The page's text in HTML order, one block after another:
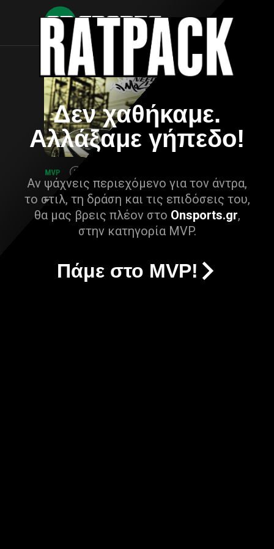
Δεν χαθήκαμε.
Αλλάξαμε γήπεδο!
Αν ψάχνεις περιεχόμενο για τον άντρα,
το στιλ, τη δράση και τις επιδόσεις του,
θα μας βρεις πλέον στο Onsports.gr,
στην κατηγορία MVP.
Πάμε στο MVP!